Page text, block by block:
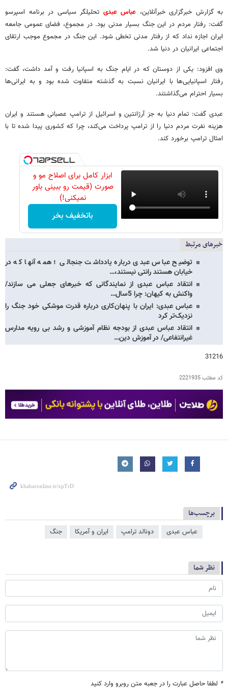
به گزارش خبرگزاری خبرآنلاین، عباس عبدی تحلیلگر سیاسی در برنامه اسپرسو
گفت: ️رفتار مردم در این جنگ بسیار مدنی بود. در مجموع، فضای عمومی جامعه
ایران اجازه نداد که از رفتار مدنی تخطی شود. این جنگ در مجموع موجب ارتقای
اجتماعی ایرانیان در دنیا شد.
و️ی افزود: یکی از دوستان که در ایام جنگ به اسپانیا رفت و آمد داشت، گفت:
رفتار اسپانیایی‌ها با ایرانیان نسبت به گذشته متفاوت شده بود و به ایرانی‌ها
بسیار احترام می‌گذاشتند.
ع️بدی گفت: تمام دنیا به جز آرژانتین و اسرائیل از ترامپ عصبانی هستند و ایران
هزینه نفرت مردم دنیا را از ترامپ پرداخت می‌کند، چرا که کشوری پیدا شده تا با
امثال ترامپ برخورد کند.
ابزار کامل برای اصلاح مو و
صورت (قیمت رو ببینی باور
نمیکنی!)
باتخفیف بخر
خبرهای مرتبط
توضیح عباس عبدی درباره یادداشت جنجالی ؛ همه آنها که در
خیابان هستند رانتی نیستند،…
انتقاد عباس عبدی از نمایندگانی که خبرهای جعلی می سازند/
واکنش به کیهان: چرا 5سال…
عباس عبدی: ایران با پنهان‌کاری درباره قدرت موشکی خود جنگ را
نزدیک‌تر کرد
انتقاد عباس عبدی از بودجه نظام آموزشی و رشد بی رویه مدارس
غیرانتفاعی/ در آموزش دین…
31216
کد مطلب2221935
برچسب‌ها
عباس عبدی دونالد ترامپ ایران و آمریکا جنگ
نظر شما
* لطفا حاصل عبارت را در جعبه متن روبرو وارد کنید